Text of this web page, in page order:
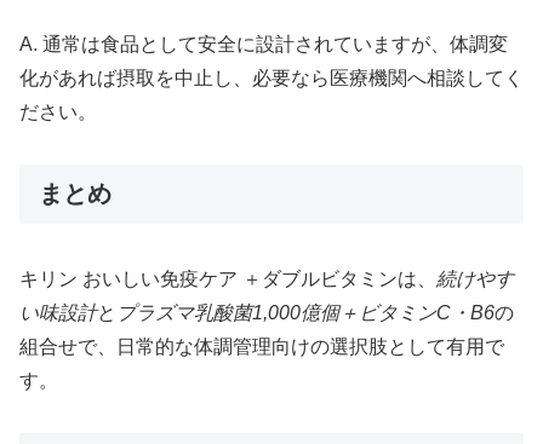
A. 通常は食品として安全に設計されていますが、体調変
化があれば摂取を中止し、必要なら医療機関へ相談してく
ださい。
まとめ
キリン おいしい免疫ケア ＋ダブルビタミンは、 続けやす
い味設計と プラズマ乳酸菌1,000億個＋ビタミンC・B6の
組合せで、日常的な体調管理向けの選択肢として有用で
す。